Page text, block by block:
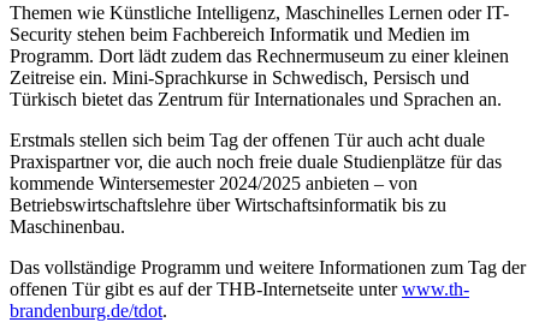
Themen wie Künstliche Intelligenz, Maschinelles Lernen oder IT-
Security stehen beim Fachbereich Informatik und Medien im
Programm. Dort lädt zudem das Rechnermuseum zu einer kleinen
Zeitreise ein. Mini-Sprachkurse in Schwedisch, Persisch und
Türkisch bietet das Zentrum für Internationales und Sprachen an.
Erstmals stellen sich beim Tag der offenen Tür auch acht duale
Praxispartner vor, die auch noch freie duale Studienplätze für das
kommende Wintersemester 2024/2025 anbieten – von
Betriebswirtschaftslehre über Wirtschaftsinformatik bis zu
Maschinenbau.
Das vollständige Programm und weitere Informationen zum Tag der
offenen Tür gibt es auf der THB-Internetseite unterwww.th-
brandenburg.de/tdot.